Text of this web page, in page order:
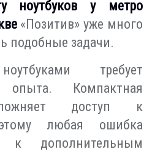
ноутбуков у метро
«Позитив» уже много
подобные задачи.
требует
опыта. Компактная
доступ к
любая ошибка
к дополнительным